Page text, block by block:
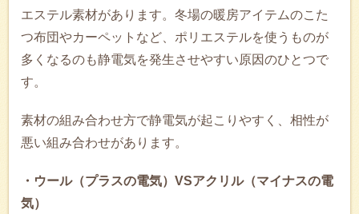
エステル素材があります。冬場の暖房アイテムのこた
つ布団やカーペットなど、ポリエステルを使うものが
多くなるのも静電気を発生させやすい原因のひとつで
す。
素材の組み合わせ方で静電気が起こりやすく、相性が
悪い組み合わせがあります。
・ウール（プラスの電気）VSアクリル（マイナスの電
気）